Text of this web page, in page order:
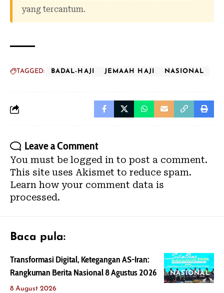
yang tercantum.
TAGGED: BADAL-HAJI JEMAAH HAJI NASIONAL
Leave a Comment
You must be logged in to post a comment.
This site uses Akismet to reduce spam.
Learn how your comment data is
processed.
Baca pula:
NASIONAL
Transformasi Digital, Ketegangan AS-Iran:
Rangkuman Berita Nasional 8 Agustus 2026
8 August 2026